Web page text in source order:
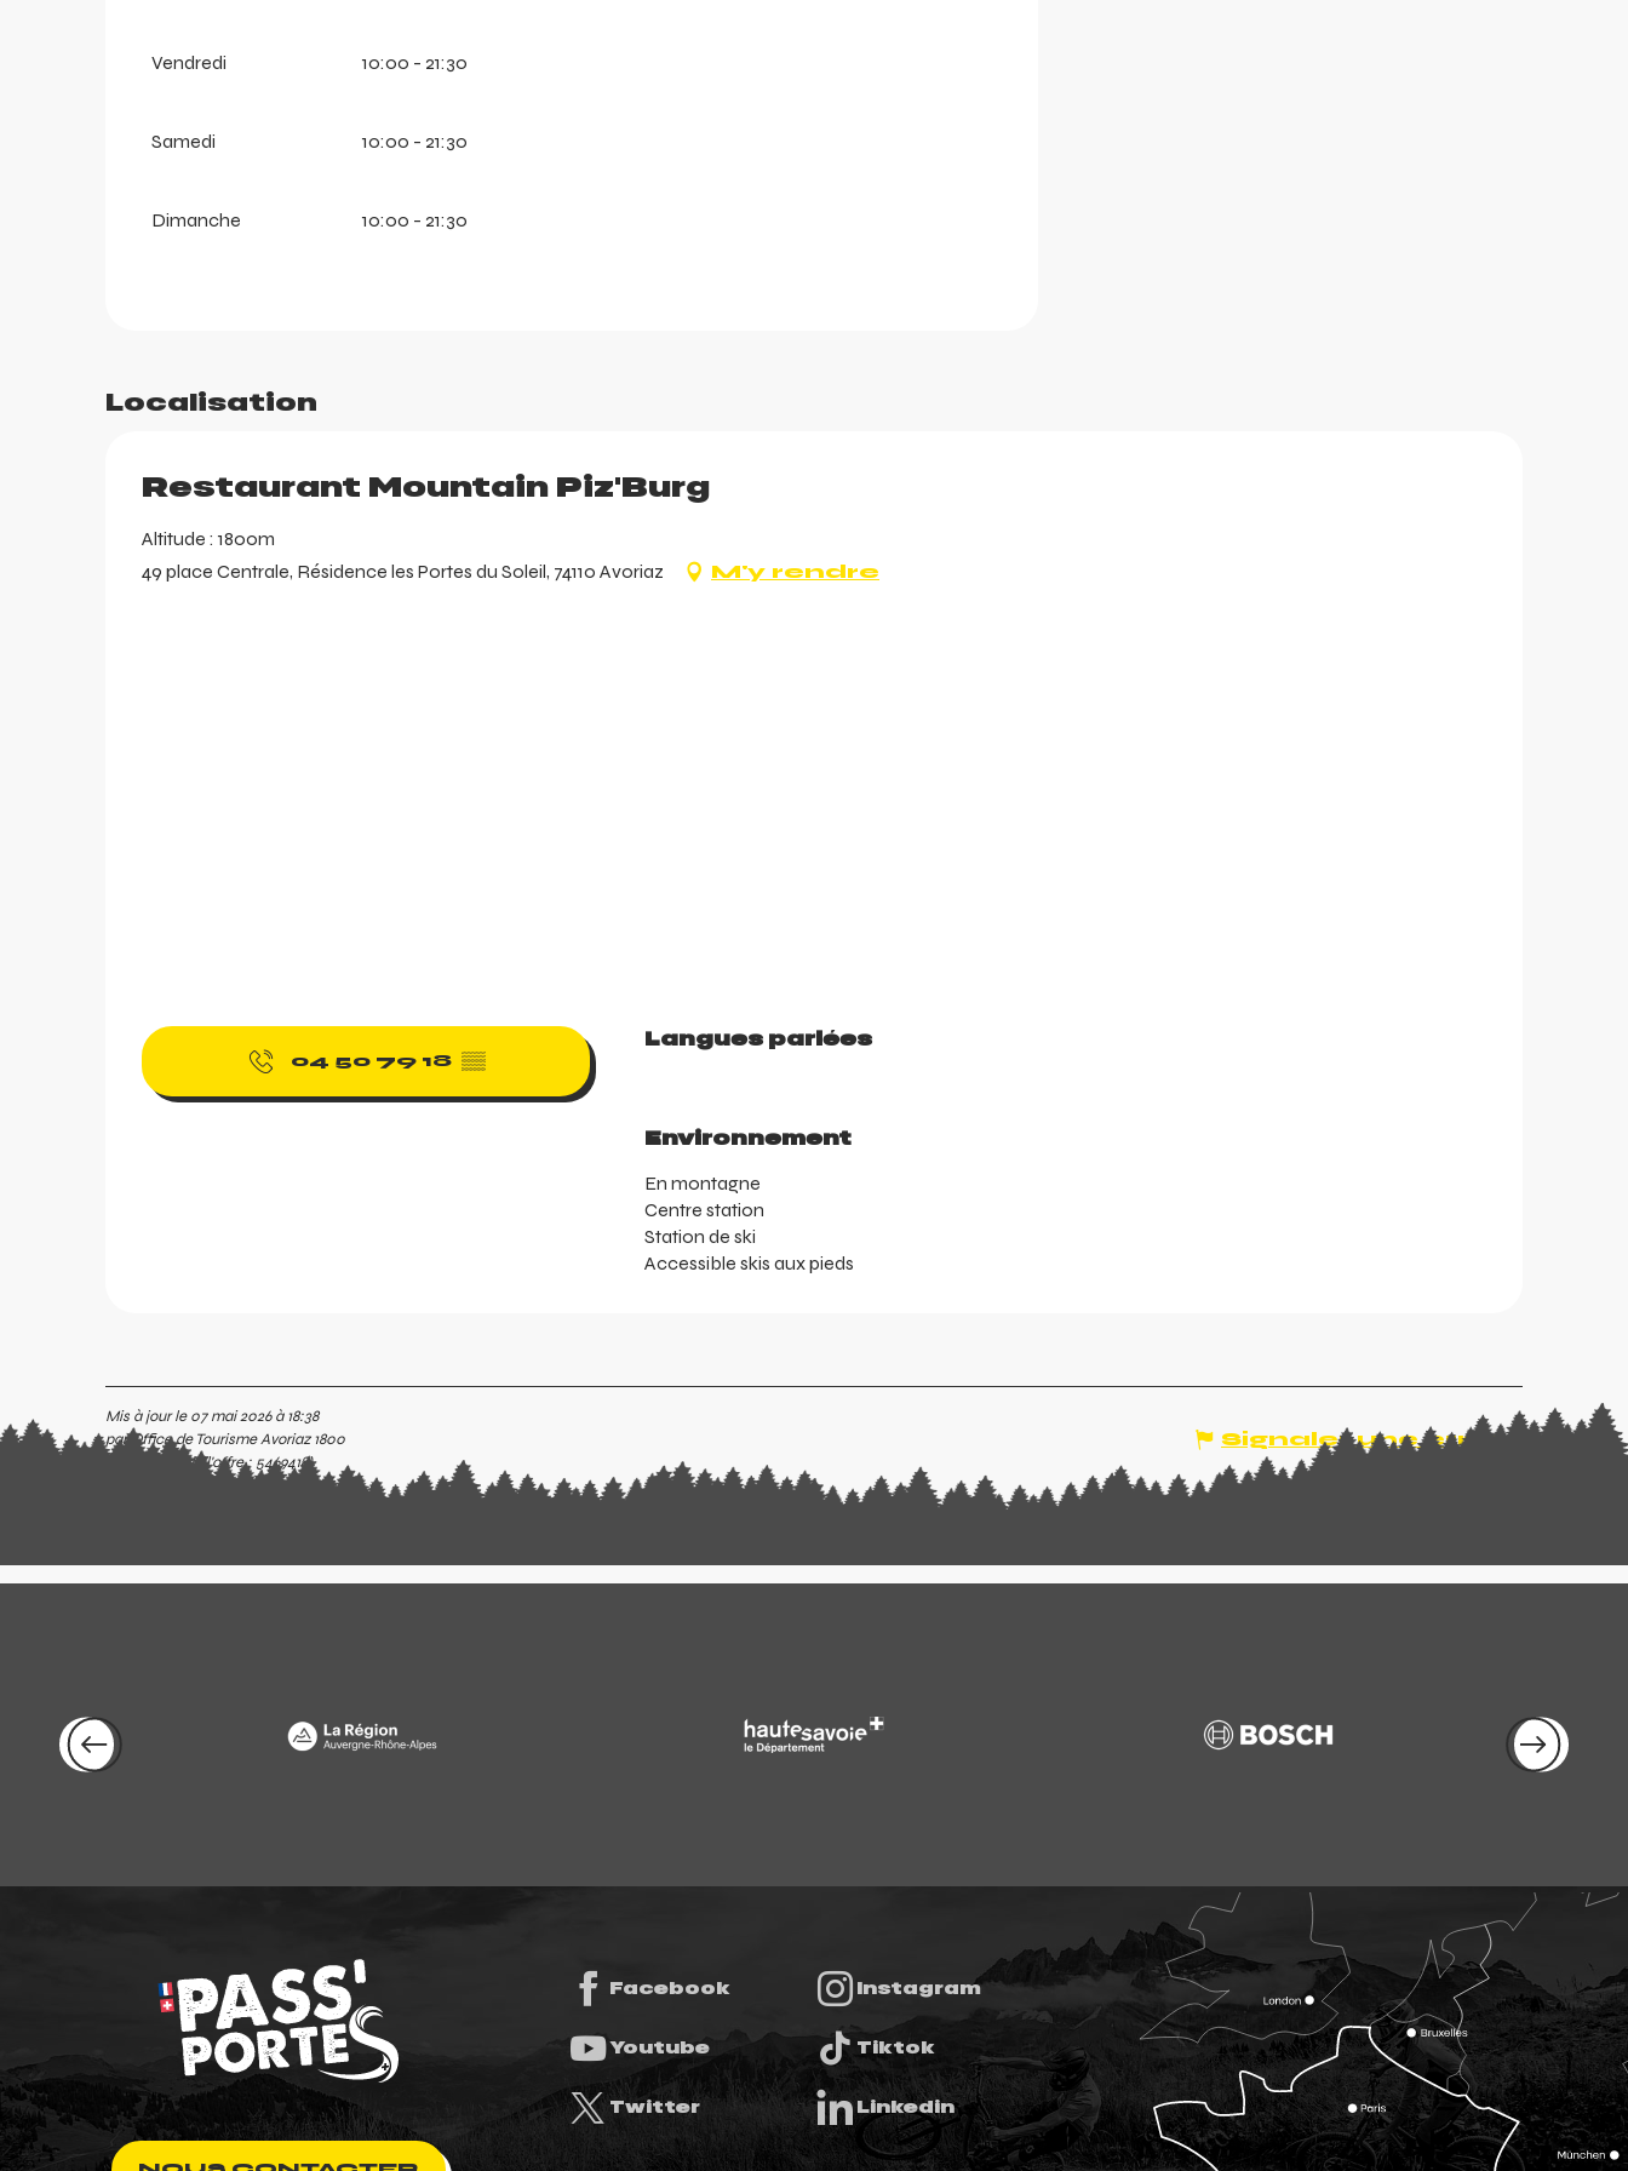
Vendredi 10:00 - 21:30
Samedi 10:00 - 21:30
Dimanche 10:00 - 21:30
Localisation
Restaurant Mountain Piz'Burg
Altitude : 1800m
49 place Centrale, Résidence les Portes du Soleil, 74110 Avoriaz
M'y rendre
04 50 79 18 ▒▒
Langues parlées
Langues parlées
Environnement
Environnement
En montagne
Centre station
Station de ski
Accessible skis aux pieds
Mis à jour le 07 mai 2026 à 18:38
par Office de Tourisme Avoriaz 1800
(Identifiant de l'offre : 5469418)
Signaler une erreur
Facebook Instagram
Youtube Tiktok
Twitter Linkedin